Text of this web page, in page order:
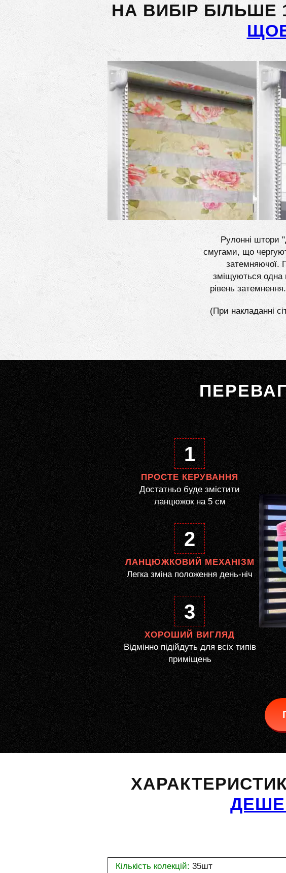
НА ВИБІР БІЛЬШЕ
Рулонні штори
смугами, що
затемняючої.
зміщуються одна
рівень
(При накладанні
1
ПРОСТЕ КЕРУВАННЯ
Достатньо буде змістити
ланцюжок на 5 см
2
ЛАНЦЮЖКОВИЙ МЕХАНІЗМ
Легка зміна положення день-ніч
3
ХОРОШИЙ ВИГЛЯД
Відмінно підійдуть для всіх типів
приміщень
Кількість колекцій: 35шт